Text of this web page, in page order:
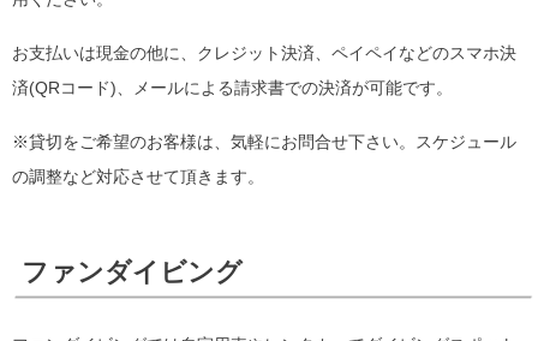
お支払いは現金の他に、クレジット決済、ペイペイなどのスマホ決
済(QRコード)、メールによる請求書での決済が可能です。
※貸切をご希望のお客様は、気軽にお問合せ下さい。スケジュール
の調整など対応させて頂きます。
ファンダイビング